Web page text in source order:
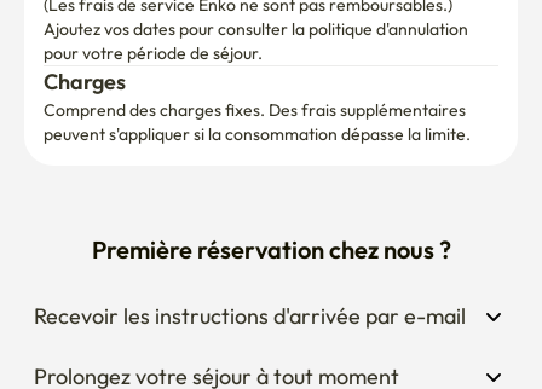
(Les frais de service Enko ne sont pas remboursables.)
Ajoutez vos dates pour consulter la politique d'annulation
pour votre période de séjour.
Charges
Comprend des charges fixes. Des frais supplémentaires
peuvent s'appliquer si la consommation dépasse la limite.
Première réservation chez nous ?
Recevoir les instructions d'arrivée par e-mail
Prolongez votre séjour à tout moment